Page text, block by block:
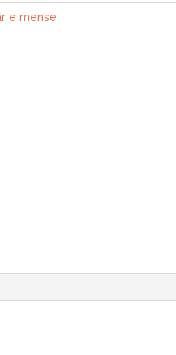
e mense